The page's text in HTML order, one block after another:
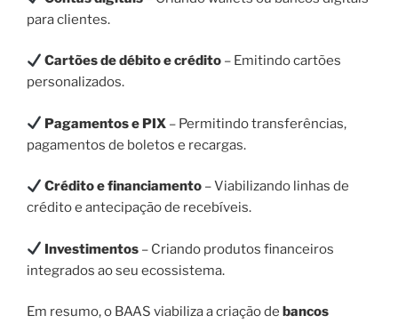
para clientes.
Cartões de débito e crédito – Emitindo cartões
personalizados.
Pagamentos e PIX – Permitindo transferências,
pagamentos de boletos e recargas.
Crédito e financiamento – Viabilizando linhas de
crédito e antecipação de recebíveis.
Investimentos – Criando produtos financeiros
integrados ao seu ecossistema.
Em resumo, o BAAS viabiliza a criação de bancos